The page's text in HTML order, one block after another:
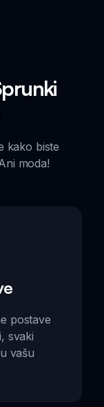
kako biste
moda!
postave
svaki
vašu